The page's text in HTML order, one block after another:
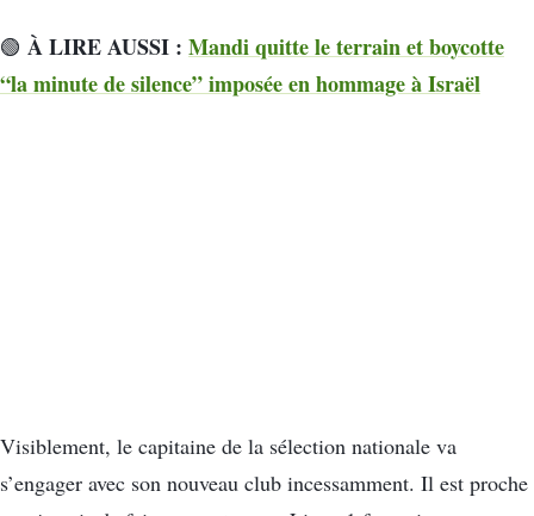
🟢 À LIRE AUSSI : Mandi quitte le terrain et boycotte
“la minute de silence” imposée en hommage à Israël
Visiblement, le capitaine de la sélection nationale va
s’engager avec son nouveau club incessamment. Il est proche